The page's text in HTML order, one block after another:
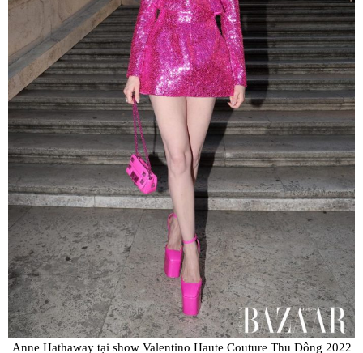
Anne Hathaway tại show Valentino Haute Couture Thu Đông 2022